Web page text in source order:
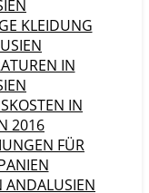
KLEIDUNG
IN
IN
2016
FÜR
ANDALUSIEN